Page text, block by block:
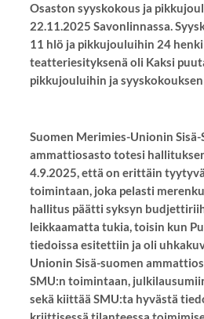
Osaston syyskokous ja
22.11.2025 Savonlinnassa.
11 hlö ja pikkujouluihin 24
teatteriesityksenä oli Kaksi
pikkujouluihin ja
Suomen Merimies-Unionin Sisä-
ammattiosasto totesi
4.9.2025, että on erittäin
toimintaan, joka pelasti
hallitus päätti syksyn
leikkaamatta tukia, toisin kun
tiedoissa esitettiin ja oli
Unionin Sisä-suomen
SMU:n toimintaan,
sekä kiittää SMU:ta hyvästä